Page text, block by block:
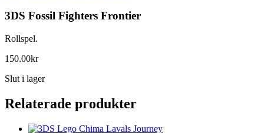
3DS Fossil Fighters Frontier
Rollspel.
150.00kr
Slut i lager
Relaterade produkter